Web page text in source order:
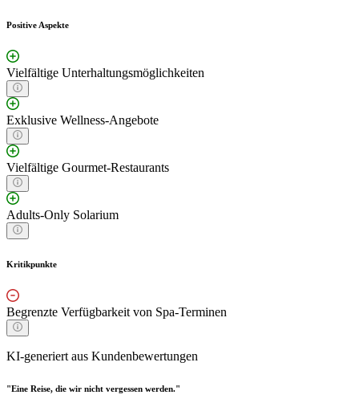
Positive Aspekte
Vielfältige Unterhaltungsmöglichkeiten
Exklusive Wellness-Angebote
Vielfältige Gourmet-Restaurants
Adults-Only Solarium
Kritikpunkte
Begrenzte Verfügbarkeit von Spa-Terminen
KI-generiert aus Kundenbewertungen
"Eine Reise, die wir nicht vergessen werden."